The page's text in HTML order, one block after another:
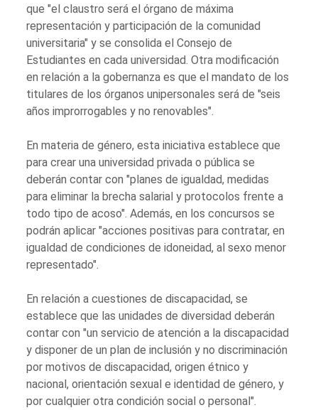
que "el claustro será el órgano de máxima
representación y participación de la comunidad
universitaria" y se consolida el Consejo de
Estudiantes en cada universidad. Otra modificación
en relación a la gobernanza es que el mandato de los
titulares de los órganos unipersonales será de "seis
años improrrogables y no renovables".
En materia de género, esta iniciativa establece que
para crear una universidad privada o pública se
deberán contar con "planes de igualdad, medidas
para eliminar la brecha salarial y protocolos frente a
todo tipo de acoso". Además, en los concursos se
podrán aplicar "acciones positivas para contratar, en
igualdad de condiciones de idoneidad, al sexo menor
representado".
En relación a cuestiones de discapacidad, se
establece que las unidades de diversidad deberán
contar con "un servicio de atención a la discapacidad
y disponer de un plan de inclusión y no discriminación
por motivos de discapacidad, origen étnico y
nacional, orientación sexual e identidad de género, y
por cualquier otra condición social o personal".